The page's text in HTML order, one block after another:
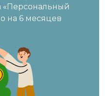
«Персональный
на 6 месяцев